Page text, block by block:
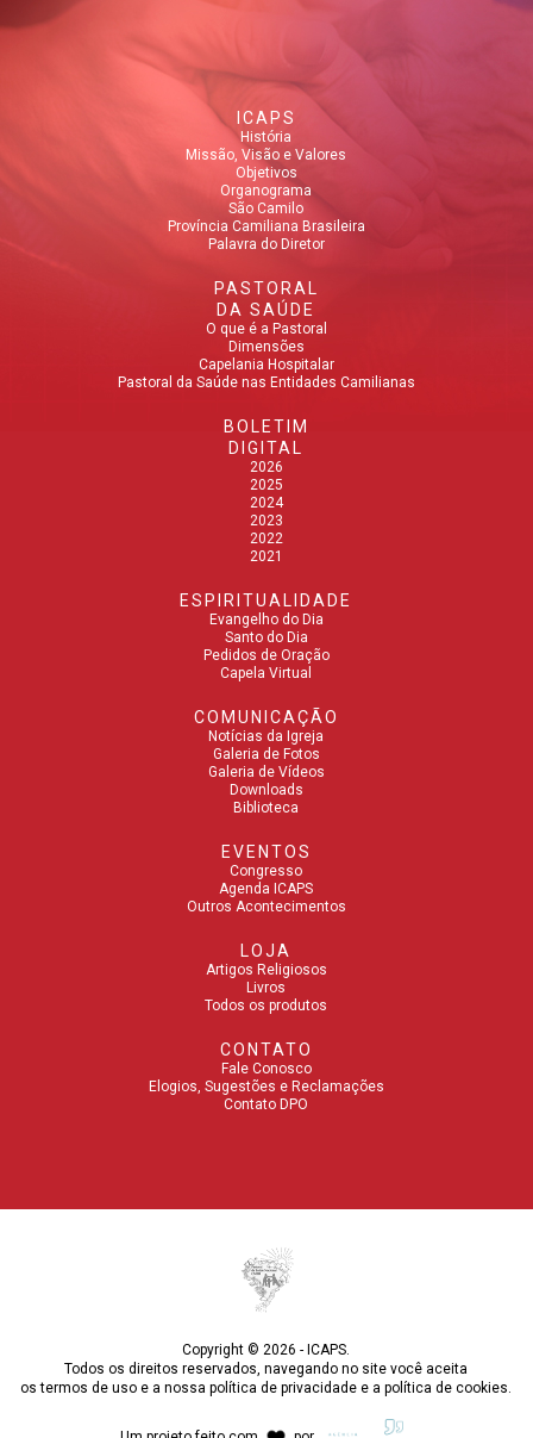
ICAPS
História
Missão, Visão e Valores
Objetivos
Organograma
São Camilo
Província Camiliana Brasileira
Palavra do Diretor
PASTORAL
DA SAÚDE
O que é a Pastoral
Dimensões
Capelania Hospitalar
Pastoral da Saúde nas Entidades Camilianas
BOLETIM
DIGITAL
2026
2025
2024
2023
2022
2021
ESPIRITUALIDADE
Evangelho do Dia
Santo do Dia
Pedidos de Oração
Capela Virtual
COMUNICAÇÃO
Notícias da Igreja
Galeria de Fotos
Galeria de Vídeos
Downloads
Biblioteca
EVENTOS
Congresso
Agenda ICAPS
Outros Acontecimentos
LOJA
Artigos Religiosos
Livros
Todos os produtos
CONTATO
Fale Conosco
Elogios, Sugestões e Reclamações
Contato DPO
Copyright © 2026 - ICAPS.
Todos os direitos reservados, navegando no site você aceita
ostermos de uso e a nossapolítica de privacidade e apolítica de cookies.